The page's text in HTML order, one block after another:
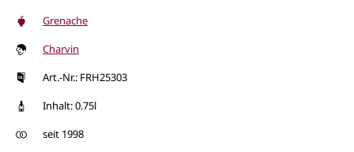
Grenache
Charvin
Art.-Nr.: FRH25303
Inhalt: 0.75l
seit 1998